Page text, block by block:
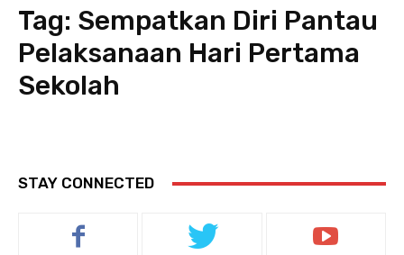
Tag: Sempatkan Diri Pantau
Pelaksanaan Hari Pertama
Sekolah
STAY CONNECTED